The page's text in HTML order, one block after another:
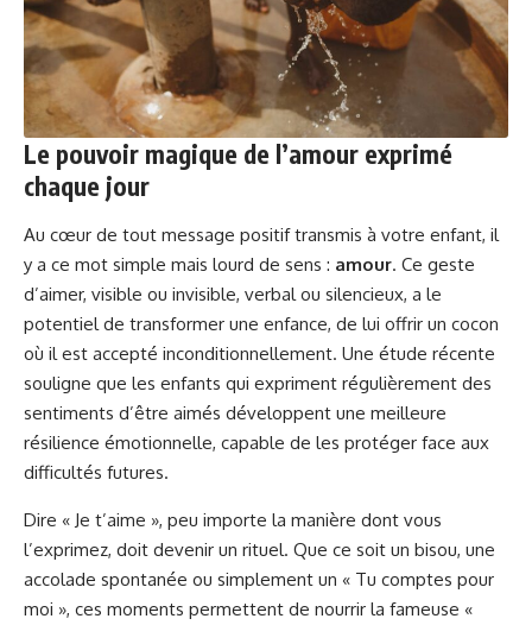
Le pouvoir magique de l’amour exprimé
chaque jour
Au cœur de tout message positif transmis à votre enfant, il
y a ce mot simple mais lourd de sens : amour. Ce geste
d’aimer, visible ou invisible, verbal ou silencieux, a le
potentiel de transformer une enfance, de lui offrir un cocon
où il est accepté inconditionnellement. Une étude récente
souligne que les enfants qui expriment régulièrement des
sentiments d’être aimés développent une meilleure
résilience émotionnelle, capable de les protéger face aux
difficultés futures.
Dire « Je t’aime », peu importe la manière dont vous
l’exprimez, doit devenir un rituel. Que ce soit un bisou, une
accolade spontanée ou simplement un « Tu comptes pour
moi », ces moments permettent de nourrir la fameuse «